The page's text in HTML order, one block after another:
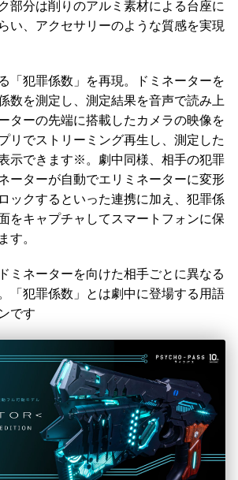
部分は削りのアルミ素材による台座に
い、アクセサリーのような質感を実現
「犯罪係数」を再現。ドミネーターを
数を測定し、測定結果を音声で読み上
ターの先端に搭載したカメラの映像を
リでストリーミング再生し、測定した
示できます※。劇中同様、相手の犯罪
ーターが自動でエリミネーターに変形
ックするといった連携に加え、犯罪係
をキャプチャしてスマートフォンに保
。
ミネーターを向けた相手ごとに異なる
「犯罪係数」とは劇中に登場する用語
です